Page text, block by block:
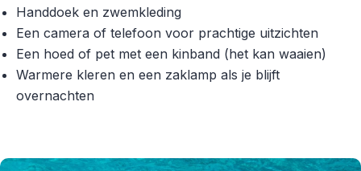
Handdoek en zwemkleding
Een camera of telefoon voor prachtige uitzichten
Een hoed of pet met een kinband (het kan waaien)
Warmere kleren en een zaklamp als je blijft
overnachten